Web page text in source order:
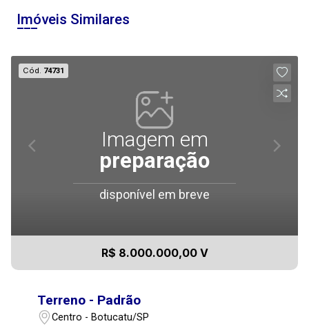
Imóveis Similares
Cód. 74731
Imagem em
preparação
disponível em breve
R$ 8.000.000,00 V
Terreno - Padrão
Centro - Botucatu/SP